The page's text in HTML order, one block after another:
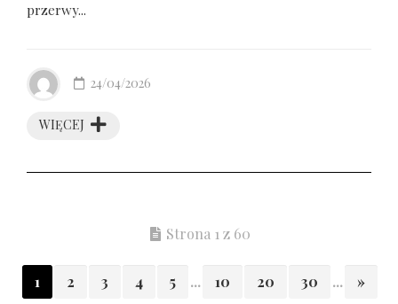
przerwy...
WIĘCEJ
24/04/2026
Strona 1 z 60
1 2 3 4 5 ... 10 20 30 ... »